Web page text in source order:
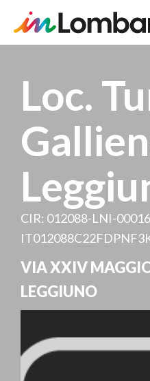
contenuto
principale
Loc.
CIR: 012088-LNI-
VIA XXIV
LEGGIUNO